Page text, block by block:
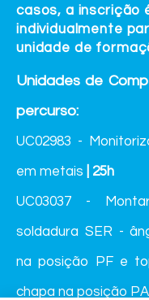
casos, a inscrição
individualmente
unidade de
Unidades de
percurso:
UC02983 -
em metais | 25h
UC03037 -
soldadura SER -
na posição PF e
chapa na posição PA